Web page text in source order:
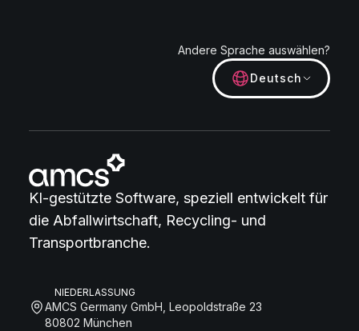
Andere Sprache auswählen?
Deutsch
KI-gestützte Software, speziell entwickelt für
die Abfallwirtschaft, Recycling- und
Transportbranche.
NIEDERLASSUNG
AMCS Germany GmbH, Leopoldstraße 23
80802 München